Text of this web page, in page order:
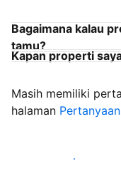
Bagaimana kalau
tamu?
Kapan properti
Masih memiliki
halaman
Mulai sambut tamu